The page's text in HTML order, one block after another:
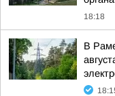
18:18
В